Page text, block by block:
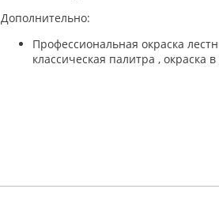
Дополнительно:
Профессиональная окраска
классическая палитра , окраска